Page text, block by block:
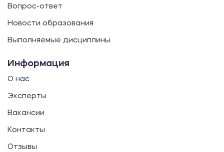
Вопрос-ответ
Новости образования
Выполняемые дисциплины
Информация
О нас
Эксперты
Вакансии
Контакты
Отзывы